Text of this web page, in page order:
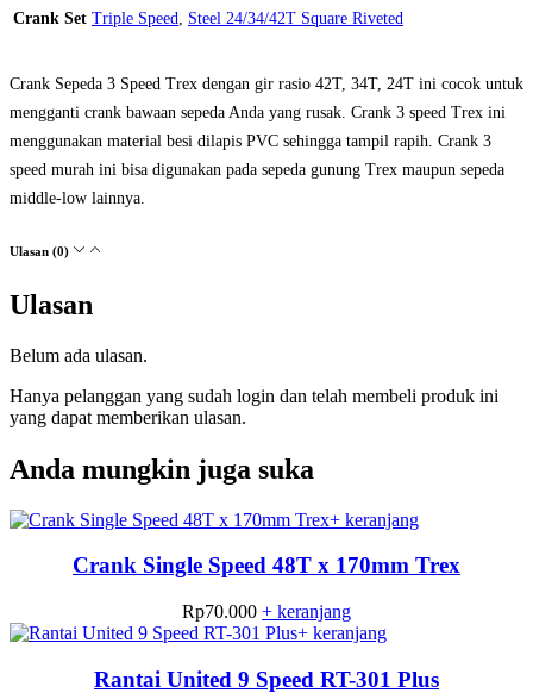
Crank Set Triple Speed, Steel 24/34/42T Square Riveted
Crank Sepeda 3 Speed Trex dengan gir rasio 42T, 34T, 24T ini cocok untuk
mengganti crank bawaan sepeda Anda yang rusak. Crank 3 speed Trex ini
menggunakan material besi dilapis PVC sehingga tampil rapih. Crank 3
speed murah ini bisa digunakan pada sepeda gunung Trex maupun sepeda
middle-low lainnya.
Ulasan (0)
Ulasan
Belum ada ulasan.
Hanya pelanggan yang sudah login dan telah membeli produk ini
yang dapat memberikan ulasan.
Anda mungkin juga suka
+ keranjang
Crank Single Speed 48T x 170mm Trex
Rp70.000 + keranjang
+ keranjang
Rantai United 9 Speed RT-301 Plus